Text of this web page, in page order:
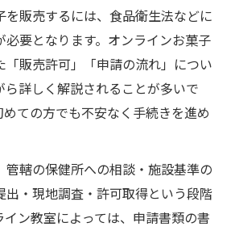
を販売するには、食品衛生法などに
要となります。オンラインお菓子
販売許可」「申請の流れ」につい
詳しく解説されることが多いで
ての方でも不安なく手続きを進め
管轄の保健所への相談・施設基準の
出・現地調査・許可取得という段階
ン教室によっては、申請書類の書